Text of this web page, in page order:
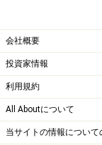
会社概要
投資家情報
利用規約
All Aboutについて
当サイトの情報について